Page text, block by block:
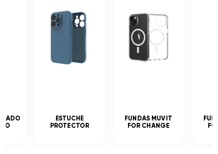
ESTUCHE
PROTECTOR
FUNDAS MUVIT
FOR CHANGE